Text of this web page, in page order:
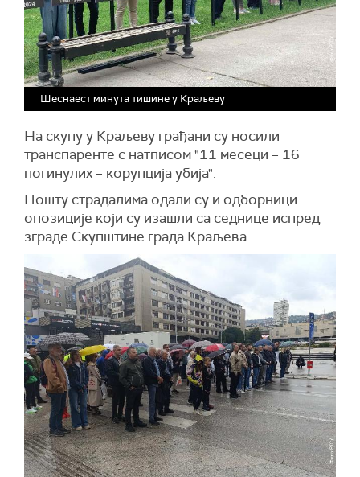
Шеснаест минута тишине у Краљеву
На скупу у Краљеву грађани су носили
транспаренте с натписом "11 месеци – 16
погинулих – корупција убија".
Пошту страдалима одали су и одборници
опозиције који су изашли са седнице испред
зграде Скупштине града Краљева.